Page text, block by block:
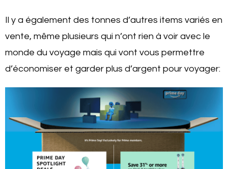
Il y a également des tonnes d’autres items variés en
vente, même plusieurs qui n’ont rien à voir avec le
monde du voyage mais qui vont vous permettre
d’économiser et garder plus d’argent pour voyager: